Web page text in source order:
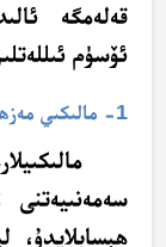
قەلەمگە
ئۆسۈم
1- مالىكىي مەزھىپىدە ئۆسۈم ئىللىتى
ھېسابلايدۇ،